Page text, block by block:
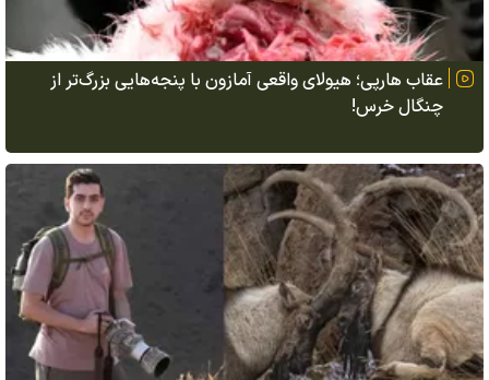
عقاب هارپی؛ هیولای واقعی آمازون با پنجه‌هایی بزرگ‌تر از
چنگال خرس!